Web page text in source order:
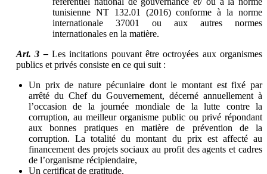
tunisienne NT 132.01 (2016) conforme à la norme
internationale 37001 ou aux autres normes
internationales en la matière.
Art. 3 – Les incitations pouvant être octroyées aux organismes
publics et privés consiste en ce qui suit :
Un prix de nature pécuniaire dont le montant est fixé par
arrêté du Chef du Gouvernement, décerné annuellement à
l’occasion de la journée mondiale de la lutte contre la
corruption, au meilleur organisme public ou privé répondant
aux bonnes pratiques en matière de prévention de la
corruption. La totalité du montant du prix est affecté au
financement des projets sociaux au profit des agents et cadres
de l’organisme récipiendaire,
Un certificat de gratitude,